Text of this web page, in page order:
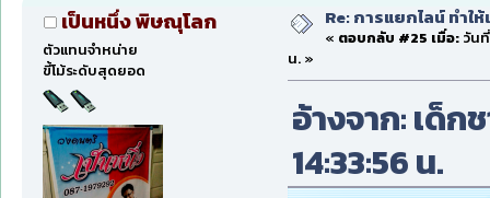
เป็นหนึ่ง พิษณุโลก
ตัวแทนจำหน่าย
ขี้โม้ระดับสุดยอด
Re: การแยกไลน์ ทำใ
« ตอบกลับ #25 เมื่อ:วันที่
น. »
อ้างจาก: เด็ก
14:33:56 น.